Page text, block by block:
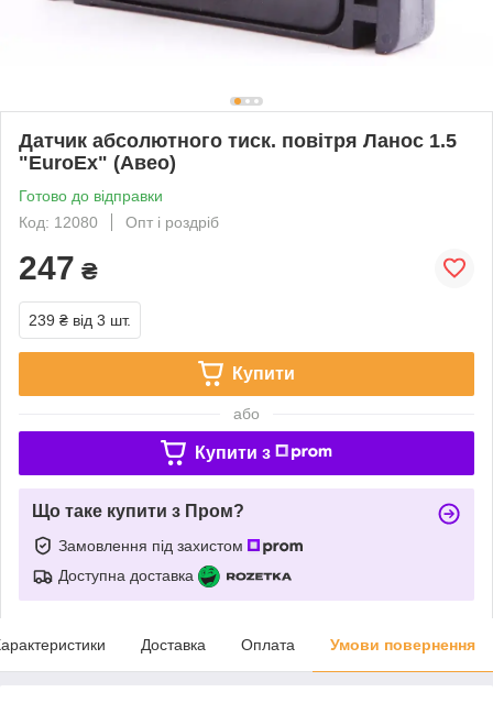
Датчик абсолютного тиск. повітря Ланос 1.5
"EuroEx" (Авео)
Готово до відправки
Код: 12080
Опт і роздріб
247 ₴
239 ₴ від 3 шт.
Купити
або
Купити з
Що таке купити з Пром?
Замовлення під захистом
Доступна доставка
Доставка Оплата Умови повернення